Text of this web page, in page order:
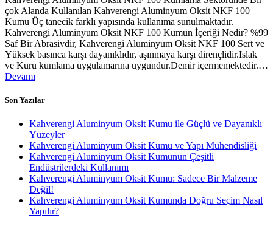
çok Alanda Kullanılan Kahverengi Aluminyum Oksit NKF 100
Kumu Üç tanecik farklı yapısında kullanıma sunulmaktadır.
Kahverengi Aluminyum Oksit NKF 100 Kumun İçeriği Nedir? %99
Saf Bir Abrasivdir, Kahverengi Aluminyum Oksit NKF 100 Sert ve
Yüksek basınca karşı dayanıklıdır, aşınmaya karşı dirençlidir.Islak
ve Kuru kumlama uygulamarına uygundur.Demir içermemektedir.…
Devamı
Son Yazılar
Kahverengi Aluminyum Oksit Kumu ile Güçlü ve Dayanıklı
Yüzeyler
Kahverengi Aluminyum Oksit Kumu ve Yapı Mühendisliği
Kahverengi Aluminyum Oksit Kumunun Çeşitli
Endüstrilerdeki Kullanımı
Kahverengi Aluminyum Oksit Kumu: Sadece Bir Malzeme
Değil!
Kahverengi Aluminyum Oksit Kumunda Doğru Seçim Nasıl
Yapılır?